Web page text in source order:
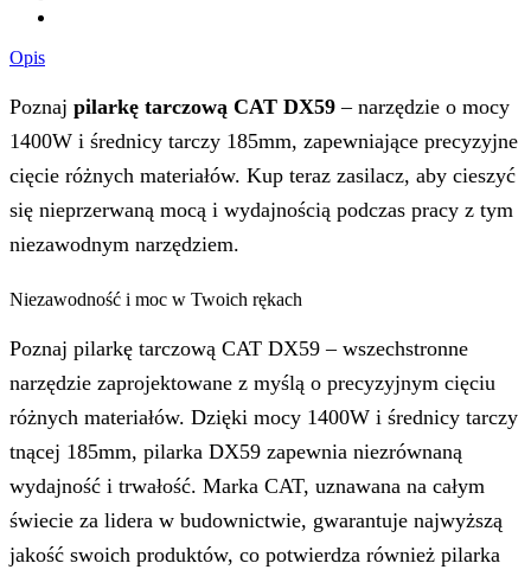
Opis
Poznaj pilarkę tarczową CAT DX59 – narzędzie o mocy
1400W i średnicy tarczy 185mm, zapewniające precyzyjne
cięcie różnych materiałów. Kup teraz zasilacz, aby cieszyć
się nieprzerwaną mocą i wydajnością podczas pracy z tym
niezawodnym narzędziem.
Niezawodność i moc w Twoich rękach
Poznaj pilarkę tarczową CAT DX59 – wszechstronne
narzędzie zaprojektowane z myślą o precyzyjnym cięciu
różnych materiałów. Dzięki mocy 1400W i średnicy tarczy
tnącej 185mm, pilarka DX59 zapewnia niezrównaną
wydajność i trwałość. Marka CAT, uznawana na całym
świecie za lidera w budownictwie, gwarantuje najwyższą
jakość swoich produktów, co potwierdza również pilarka